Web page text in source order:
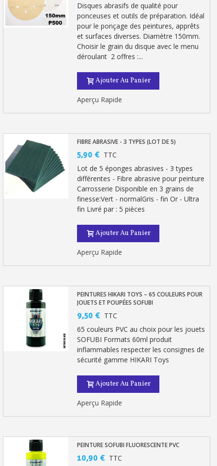
Disques abrasifs de qualité pour
ponceuses et outils de préparation. Idéal
pour le ponçage des peintures, apprêts
et surfaces diverses. Diamètre 150mm.
Choisir le grain du disque avec le menu
déroulant 2 offres :...
Ajouter Au Panier
Aperçu Rapide
FIBRE ABRASIVE - 3 TYPES (LOT DE 5)
5,90 € TTC
Lot de 5 éponges abrasives - 3 types
différentes - Fibre abrasive pour peinture
Carrosserie Disponible en 3 grains de
finesse:Vert - normalGris - fin Or - Ultra
fin Livré par : 5 pièces
Ajouter Au Panier
Aperçu Rapide
PEINTURES HIKARI TOYS – 65 COULEURS POUR
JOUETS ET POUPÉES SOFUBI
9,50 € TTC
65 couleurs PVC au choix pour les jouets
SOFUBI Formats 60ml produit
inflammables respecter les consignes de
sécurité gamme HIKARI Toys
Ajouter Au Panier
Aperçu Rapide
PEINTURE SOFUBI FLUORESCENTE PVC
10,90 € TTC